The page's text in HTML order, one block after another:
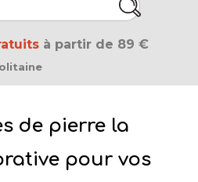
à partir de 89 €
de pierre la
pour vos